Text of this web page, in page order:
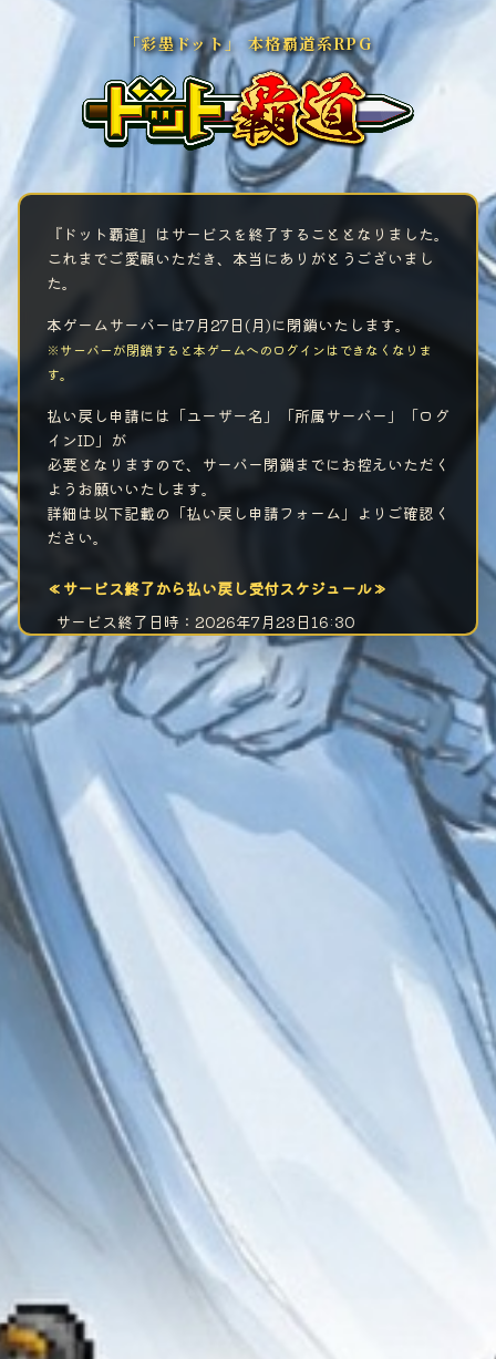
「彩墨ドット」 本格覇道系RPG
『ドット覇道』はサービスを終了することとなりました。
これまでご愛顧いただき、本当にありがとうございまし
た。
本ゲームサーバーは7月27日(月)に閉鎖いたします。
※サーバーが閉鎖すると本ゲームへのログインはできなくなりま
す。
払い戻し申請には「ユーザー名」「所属サーバー」「ログ
インID」が
必要となりますので、サーバー閉鎖までにお控えいただく
ようお願いいたします。
詳細は以下記載の「払い戻し申請フォーム」よりご確認く
ださい。
≪サービス終了から払い戻し受付スケジュール≫
サービス終了日時：2026年7月23日16:30
サーバー閉鎖：2026年7月27日15:00
払い戻し受付開始日時：2026年7月23日16:30
払い戻し受付終了日時：2026年8月31日23:59
≪払戻しの方法≫
以下、払い戻し申請フォームURLより申請ください
https://x.gd/lyhpE
『ドット覇道』運営局